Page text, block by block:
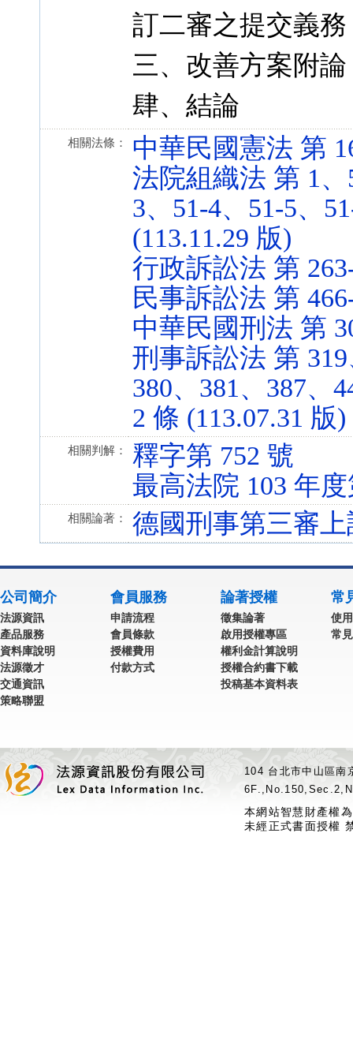
訂二審之提交義務
三、改善方案附
肆、結論
相關法條：
中華民國憲法 第
法院組織法 第 1、
3、51-4、51-5、
(113.11.29 版)
行政訴訟法 第
民事訴訟法 第
中華民國刑法 第
刑事訴訟法 第 319
380、381、387、
2 條 (113.07.31 版)
相關判解：
釋字第 752 號
最高法院 103 年
相關論著： 德國刑事第三審
公司簡介
法源資訊
產品服務
資料庫說明
法源徵才
交通資訊
策略聯盟
會員服務
申請流程
會員條款
授權費用
付款方式
論著授權
徵集論著
啟用授權專區
權利金計算說明
授權合約書下載
投稿基本資料表
常
使
常
104 台北市中山區
本網站智慧財產權
未經正式書面授權